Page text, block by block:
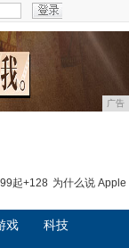
广告
起+128 为什么说 Apple
戏 科技